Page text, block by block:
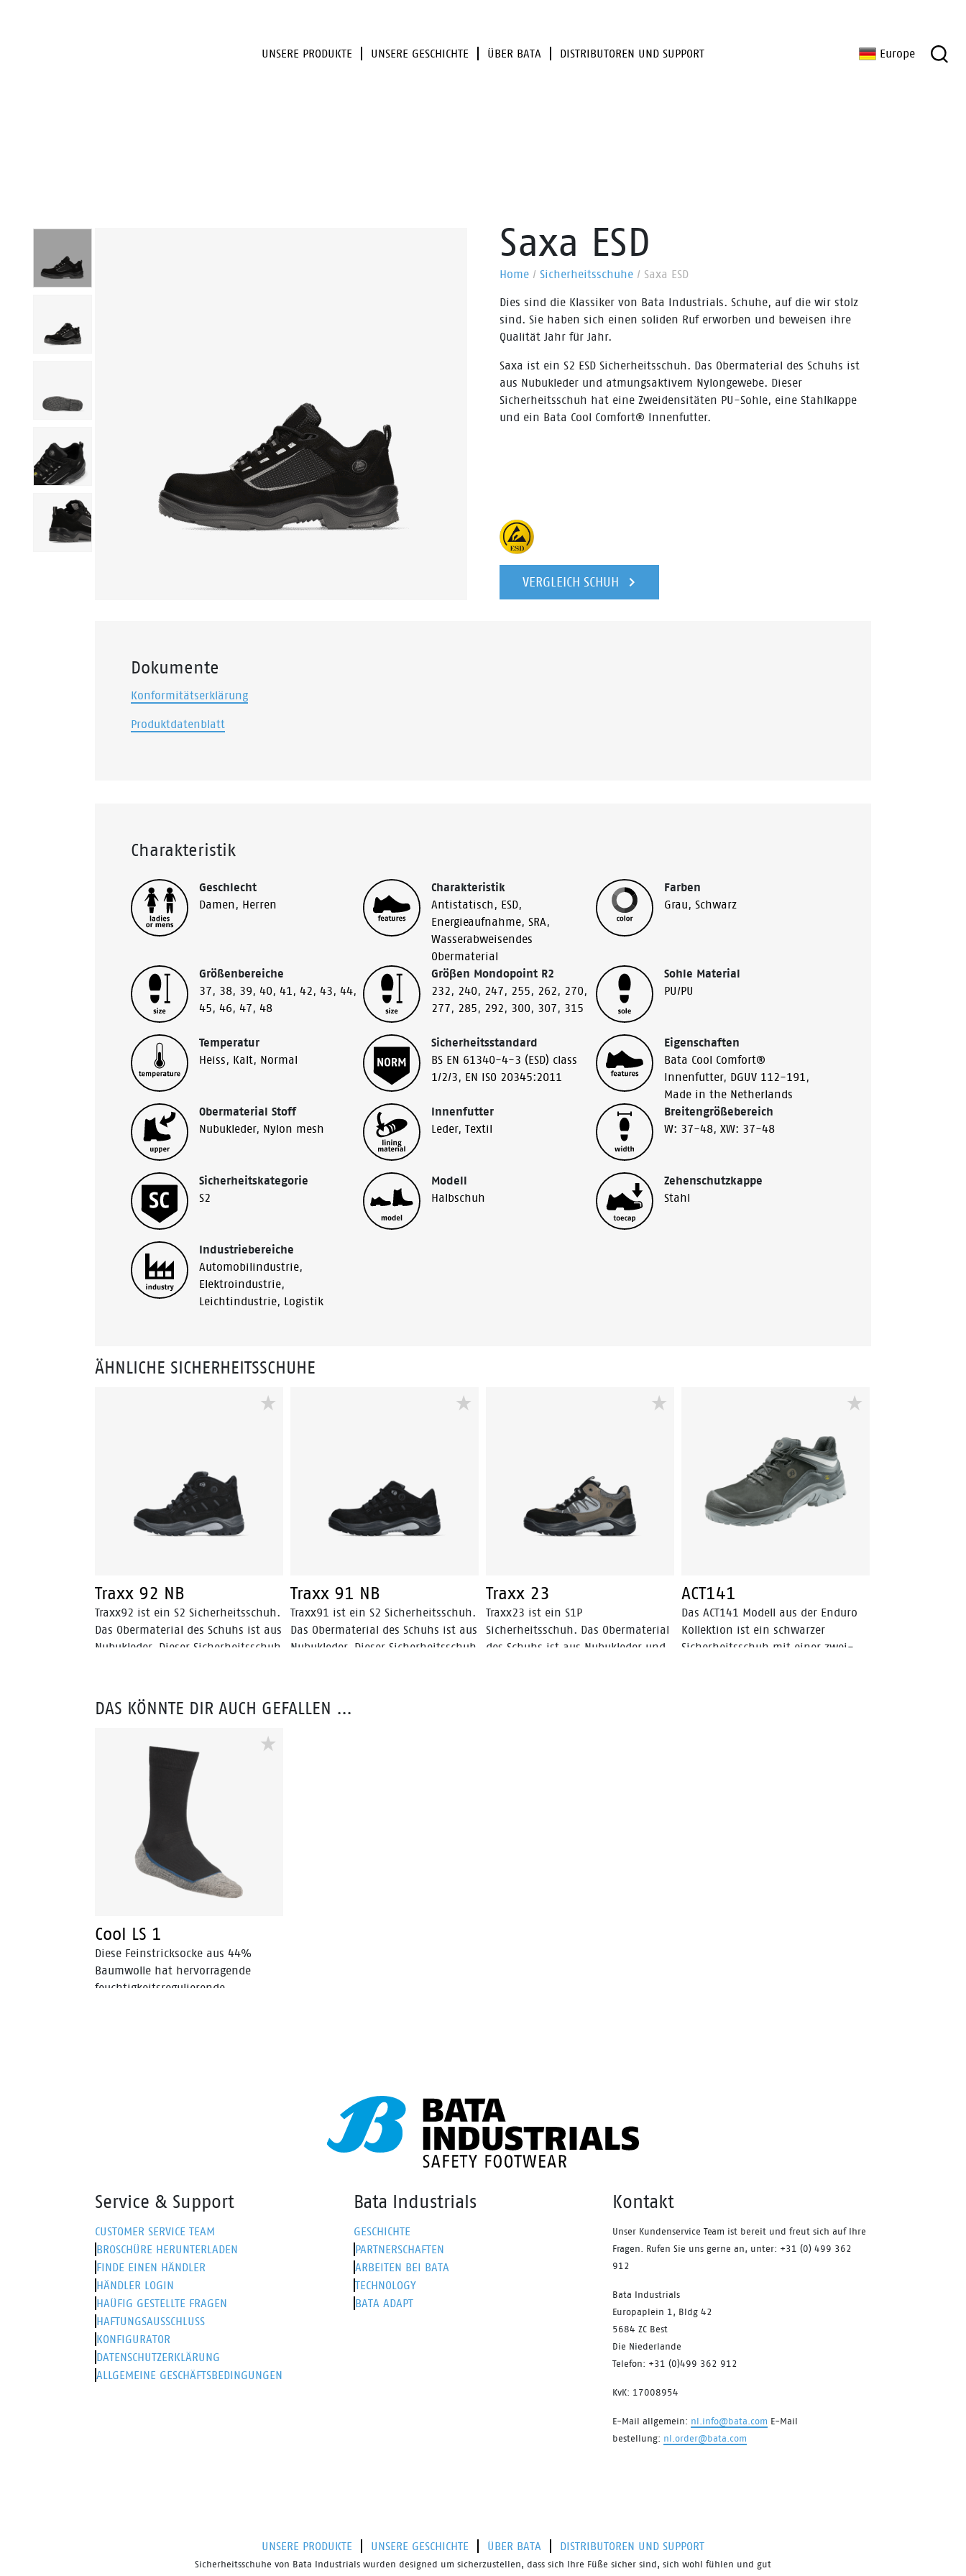
UNSERE PRODUKTE UNSERE GESCHICHTE ÜBER BATA DISTRIBUTOREN UND SUPPORT Europe
Saxa ESD
Home/ Sicherheitsschuhe/ Saxa ESD
Dies sind die Klassiker von Bata Industrials. Schuhe, auf die wir stolz
sind. Sie haben sich einen soliden Ruf erworben und beweisen ihre
Qualität Jahr für Jahr.
Saxa ist ein S2 ESD Sicherheitsschuh. Das Obermaterial des Schuhs ist
aus Nubukleder und atmungsaktivem Nylongewebe. Dieser
Sicherheitsschuh hat eine Zweidensitäten PU-Sohle, eine Stahlkappe
und ein Bata Cool Comfort® Innenfutter.
VERGLEICH SCHUH
Dokumente
Konformitätserklärung
Produktdatenblatt
Charakteristik
Geschlecht
Damen, Herren
Charakteristik
Antistatisch, ESD,
Energieaufnahme,SRA,
Wasserabweisendes
Obermaterial
Farben
Grau, Schwarz
Größenbereiche
37, 38, 39, 40, 41, 42, 43, 44,
45, 46, 47, 48
Gröβen Mondopoint R2
232, 240, 247, 255, 262, 270,
277, 285, 292, 300, 307, 315
Sohle Material
PU/PU
Temperatur
Heiss, Kalt, Normal
Sicherheitsstandard
BS EN 61340-4-3 (ESD) class
1/2/3, EN ISO 20345:2011
Eigenschaften
Bata Cool Comfort®
Innenfutter, DGUV 112-191,
Made in the Netherlands
Obermaterial Stoff
Nubukleder, Nylon mesh
Innenfutter
Leder,Textil
Breitengrößebereich
W: 37-48, XW: 37-48
Sicherheitskategorie
S2
Modell
Halbschuh
Zehenschutzkappe
Stahl
Industriebereiche
Automobilindustrie,
Elektroindustrie,
Leichtindustrie, Logistik
ÄHNLICHE SICHERHEITSSCHUHE
Traxx 92 NB
Traxx92 ist ein S2 Sicherheitsschuh.
Das Obermaterial des Schuhs ist aus
Nubukleder. Dieser Sicherheitsschuh
VentAir®-Innenfutter.
Traxx 91 NB
Traxx91 ist ein S2 Sicherheitsschuh.
Das Obermaterial des Schuhs ist aus
Nubukleder. Dieser Sicherheitsschuh
VentAir®-Innenfutter.
Traxx 23
Traxx23 ist ein S1P
Sicherheitsschuh. Das Obermaterial
des Schuhs ist aus Nubukleder und
ACT141
Das ACT141 Modell aus der Enduro
Kollektion ist ein schwarzer
Sicherheitsschuh mit einer zwei-
DAS KÖNNTE DIR AUCH GEFALLEN …
Cool LS 1
Diese Feinstricksocke aus 44%
Baumwolle hat hervorragende
feuchtigkeitsregulierende
Service & Support
CUSTOMER SERVICE TEAM
BROSCHÜRE HERUNTERLADEN
FINDE EINEN HÄNDLER
HÄNDLER LOGIN
HAÜFIG GESTELLTE FRAGEN
HAFTUNGSAUSSCHLUSS
KONFIGURATOR
DATENSCHUTZERKLÄRUNG
ALLGEMEINE GESCHÄFTSBEDINGUNGEN
Bata Industrials
GESCHICHTE
PARTNERSCHAFTEN
ARBEITEN BEI BATA
TECHNOLOGY
BATA ADAPT
Kontakt
Unser Kundenservice Team ist bereit und freut sich auf Ihre
Fragen. Rufen Sie uns gerne an, unter: +31 (0) 499 362
912
Bata Industrials
Europaplein 1, Bldg 42
5684 ZC Best
Die Niederlande
Telefon: +31 (0)499 362 912
KvK: 17008954
E-Mail allgemein: nl.info@bata.com E-Mail
bestellung: nl.order@bata.com
UNSERE PRODUKTE UNSERE GESCHICHTE ÜBER BATA DISTRIBUTOREN UND SUPPORT
Sicherheitsschuhe von Bata Industrials wurden designed um sicherzustellen, dass sich Ihre Füße sicher sind, sich wohl fühlen und gut